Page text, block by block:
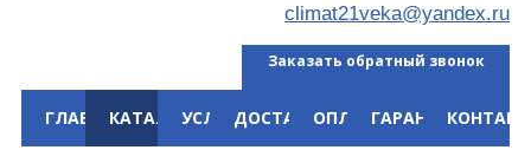
climat21veka@yandex.ru
Заказать обратный звонок
ГЛАВНАЯКАТАЛОГУСЛУГИДОСТАВКАОПЛАТАГАРАНТИЯ